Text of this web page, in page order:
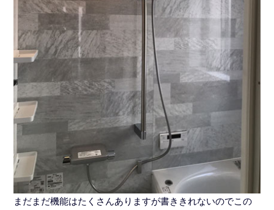
まだまだ機能はたくさんありますが書ききれないのでこの